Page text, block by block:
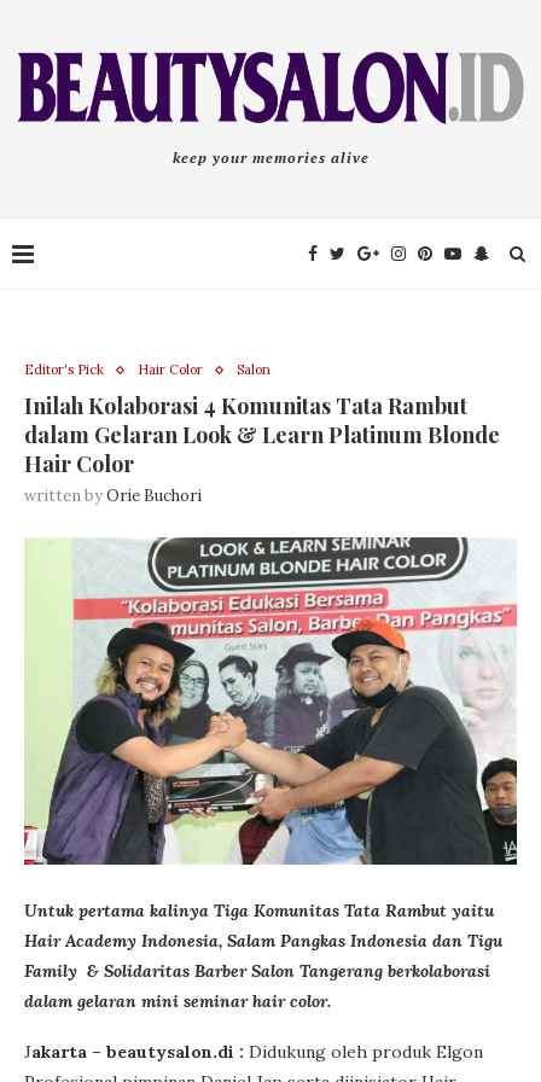
keep your memories alive
Editor's Pick Hair Color Salon
Inilah Kolaborasi 4 Komunitas Tata Rambut
dalam Gelaran Look & Learn Platinum Blonde
Hair Color
written byOrie Buchori
Untuk pertama kalinya Tiga Komunitas Tata Rambut yaitu
Hair Academy Indonesia, Salam Pangkas Indonesia dan Tigu
Family & Solidaritas Barber Salon Tangerang berkolaborasi
dalam gelaran mini seminar hair color.
Jakarta – beautysalon.di : Didukung oleh produk Elgon